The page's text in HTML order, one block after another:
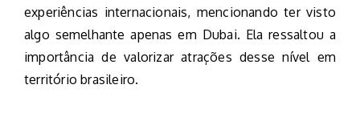
experiências internacionais, mencionando ter visto
algo semelhante apenas em Dubai. Ela ressaltou a
importância de valorizar atrações desse nível em
território brasileiro.